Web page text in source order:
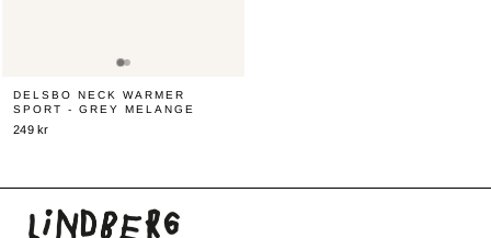
DELSBO NECK WARMER
SPORT - GREY MELANGE
249 kr